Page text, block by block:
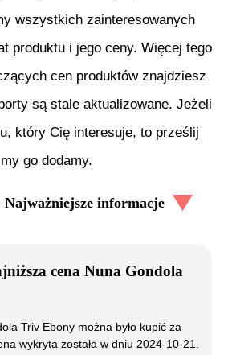
wszystkich zainteresowanych
produktu i jego ceny. Więcej tego
cen produktów znajdziesz
są stale aktualizowane. Jeżeli
który Cię interesuje, to prześlij
go dodamy.
Najważniejsze informacje
cena Nuna Gondola
Triv Ebony można było kupić za
wykryta została w dniu 2024-10-21